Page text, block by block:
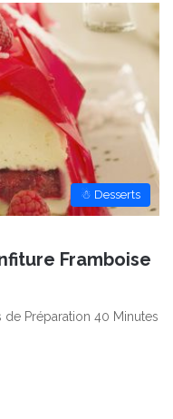
☃ Desserts
Framboise
Préparation 40 Minutes